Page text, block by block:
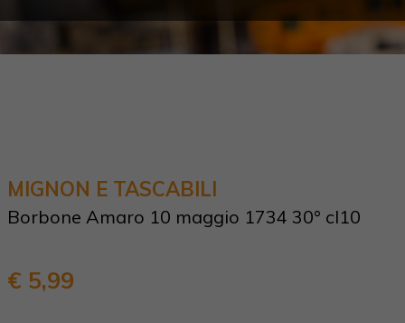
MIGNON E TASCABILI
Borbone Amaro 10 maggio 1734 30° cl10
€ 5,99